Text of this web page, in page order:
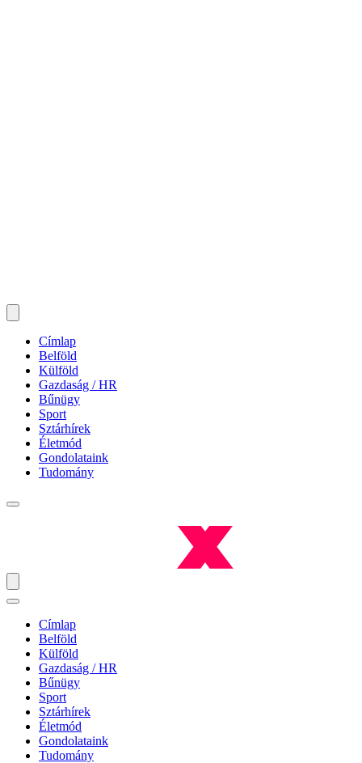
Címlap
Belföld
Külföld
Gazdaság / HR
Bűnügy
Sport
Sztárhírek
Életmód
Gondolataink
Tudomány
Címlap
Belföld
Külföld
Gazdaság / HR
Bűnügy
Sport
Sztárhírek
Életmód
Gondolataink
Tudomány